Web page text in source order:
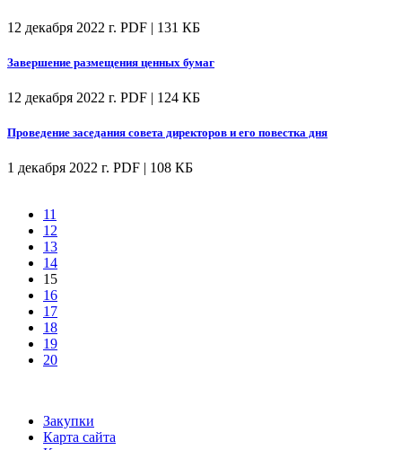
12 декабря 2022 г. PDF | 131 КБ
Завершение размещения ценных бумаг
12 декабря 2022 г. PDF | 124 КБ
Проведение заседания совета директоров и его повестка дня
1 декабря 2022 г. PDF | 108 КБ
11
12
13
14
15
16
17
18
19
20
Закупки
Карта сайта